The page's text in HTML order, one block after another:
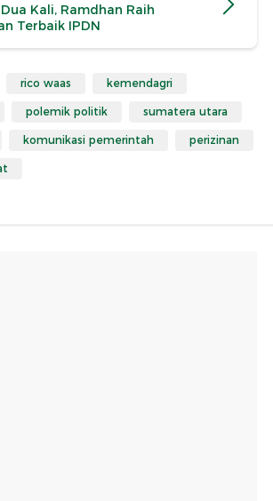
Kali, Ramdhan Raih
Terbaik IPDN
rico waas kemendagri
polemik politik sumatera utara
komunikasi pemerintah perizinan